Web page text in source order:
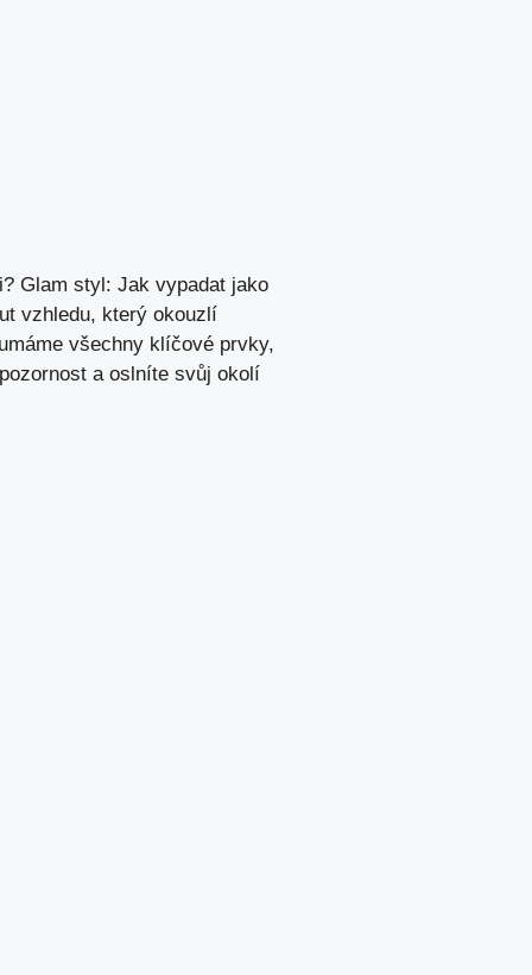
Glam styl: Jak vypadat jako
vzhledu, který okouzlí
všechny klíčové prvky,
a oslníte svůj okolí